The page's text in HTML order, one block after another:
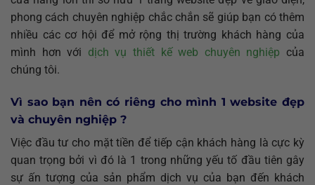
phong cách chuyên nghiệp chắc chắn sẽ giúp bạn có thêm
nhiều các cơ hội để mở rộng thị trường khách hàng của
mình hơn với dịch vụ thiết kế web chuyên nghiệp của
chúng tôi.
Vì sao bạn nên có riêng cho mình 1 website đẹp
và chuyên nghiệp ?
Việc đầu tư cho mặt tiền để tiếp cận khách hàng là cực kỳ
quan trọng bởi vì đó là 1 trong những yếu tố đầu tiên gây
sự ấn tượng của sản phẩm dịch vụ của bạn đến khách